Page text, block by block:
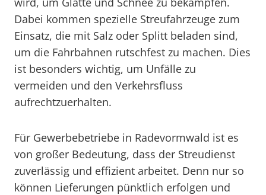
Dabei kommen spezielle Streufahrzeuge zum
Einsatz, die mit Salz oder Splitt beladen sind,
um die Fahrbahnen rutschfest zu machen. Dies
ist besonders wichtig, um Unfälle zu
vermeiden und den Verkehrsfluss
aufrechtzuerhalten.
Für Gewerbebetriebe in Radevormwald ist es
von großer Bedeutung, dass der Streudienst
zuverlässig und effizient arbeitet. Denn nur so
können Lieferungen pünktlich erfolgen und